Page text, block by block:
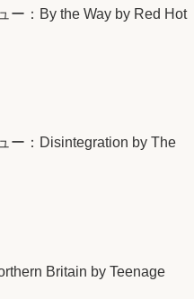
ー：By the Way by Red Hot
ー：Disintegration by The
Britain by Teenage